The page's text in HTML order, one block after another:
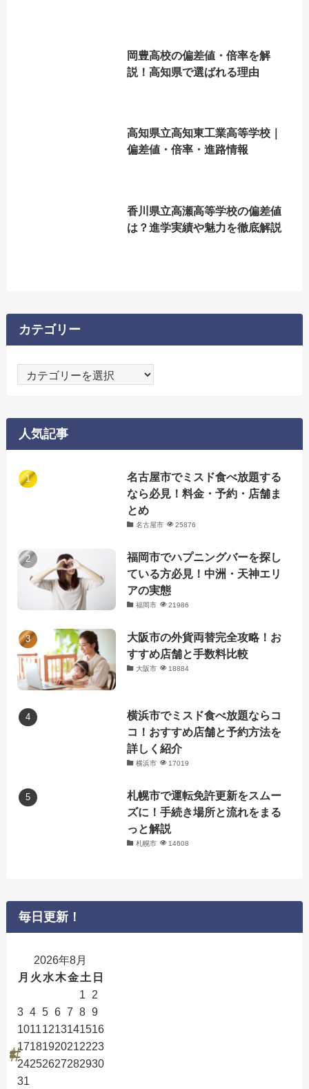
岡豊高校の偏差値・倍率を解
説！高知県で選ばれる理由
高知県立高知東工業高等学校｜
偏差値・倍率・進路情報
香川県立高瀬高等学校の偏差値
は？進学実績や魅力を徹底解説
カテゴリー
テ
ー
人気記事
名古屋市でミスド食べ放題する
なら必見！料金・予約・店舗ま
とめ
名古屋市 25876
福岡市でハプニングバーを探し
ている方必見！中洲・天神エリ
アの実態
福岡市 21986
大阪市の外貨両替完全攻略！お
すすめ店舗と手数料比較
大阪市 18884
横浜市でミスド食べ放題ならコ
コ！おすすめ店舗と予約方法を
詳しく紹介
横浜市 17019
札幌市で運転免許更新をスムー
ズに！手続き場所と流れをまる
っと解説
札幌市 14608
毎日更新！
2026年8月
月 火 水木金土 日
1
2
3 4 5 6 7 8 9
10111213141516
17181920212223
24252627282930
31